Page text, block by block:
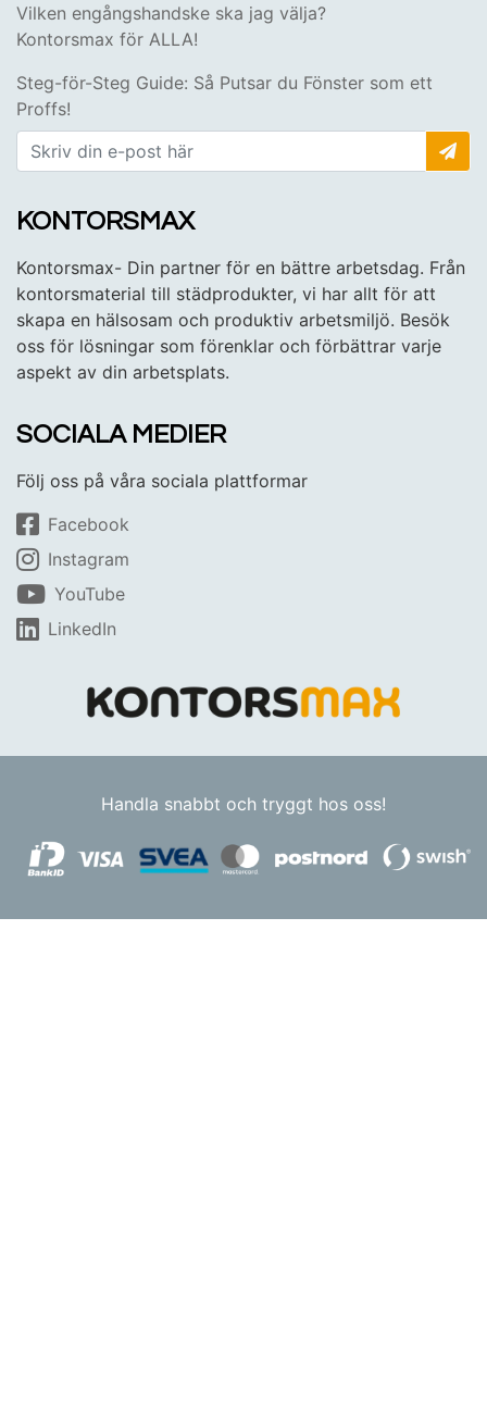
Vilken engångshandske ska jag välja?
Kontorsmax för ALLA!
Steg-för-Steg Guide: Så Putsar du Fönster som ett
Proffs!
KONTORSMAX
Kontorsmax- Din partner för en bättre arbetsdag. Från
kontorsmaterial till städprodukter, vi har allt för att
skapa en hälsosam och produktiv arbetsmiljö. Besök
oss för lösningar som förenklar och förbättrar varje
aspekt av din arbetsplats.
SOCIALA MEDIER
Följ oss på våra sociala plattformar
Facebook
Instagram
YouTube
LinkedIn
Handla snabbt och tryggt hos oss!